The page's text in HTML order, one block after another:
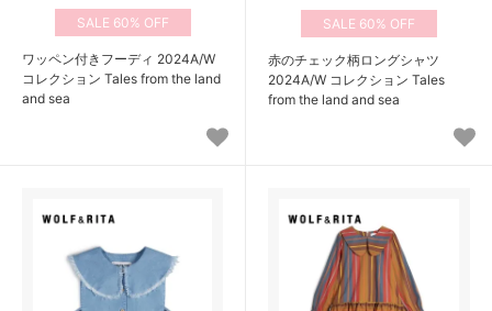
60%
ワッペン付きフーディ 2024A/W
コレクション Tales from the land
and sea
60%
赤のチェック柄ロングシャツ
2024A/W コレクション Tales
from the land and sea